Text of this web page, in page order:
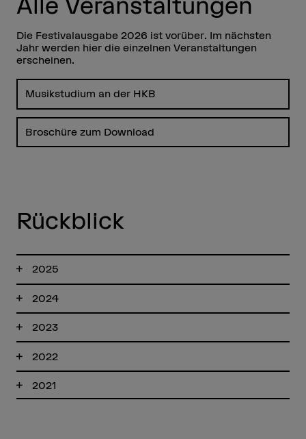
Die Festivalausgabe 2026 ist vorüber. Im nächsten
Jahr werden hier die einzelnen Veranstaltungen
erscheinen.
Musikstudium an der HKB
Broschüre zum Download
Rückblick
2025
2024
2023
2022
2021